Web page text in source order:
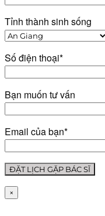
Tỉnh thành sinh sống
Số điện thoại*
Bạn muốn tư vấn
Email của bạn*
×